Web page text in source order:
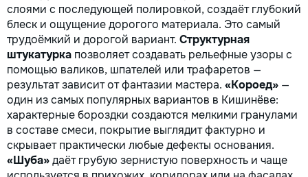
слоями с последующей полировкой, создаёт глубокий
блеск и ощущение дорогого материала. Это самый
трудоёмкий и дорогой вариант. Структурная
штукатурка позволяет создавать рельефные узоры с
помощью валиков, шпателей или трафаретов —
результат зависит от фантазии мастера. «Короед» —
один из самых популярных вариантов в Кишинёве:
характерные бороздки создаются мелкими гранулами
в составе смеси, покрытие выглядит фактурно и
скрывает практически любые дефекты основания.
«Шуба»даёт грубую зернистую поверхность и чаще